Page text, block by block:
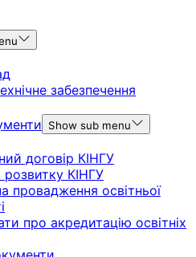
забезпечення
Show sub menu
договір КІНГУ
розвитку КІНГУ
провадження освітньої
про акредитацію освітніх